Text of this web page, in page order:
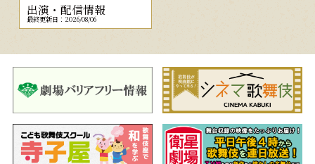
出演・配信情報
最終更新日：2026/08/06